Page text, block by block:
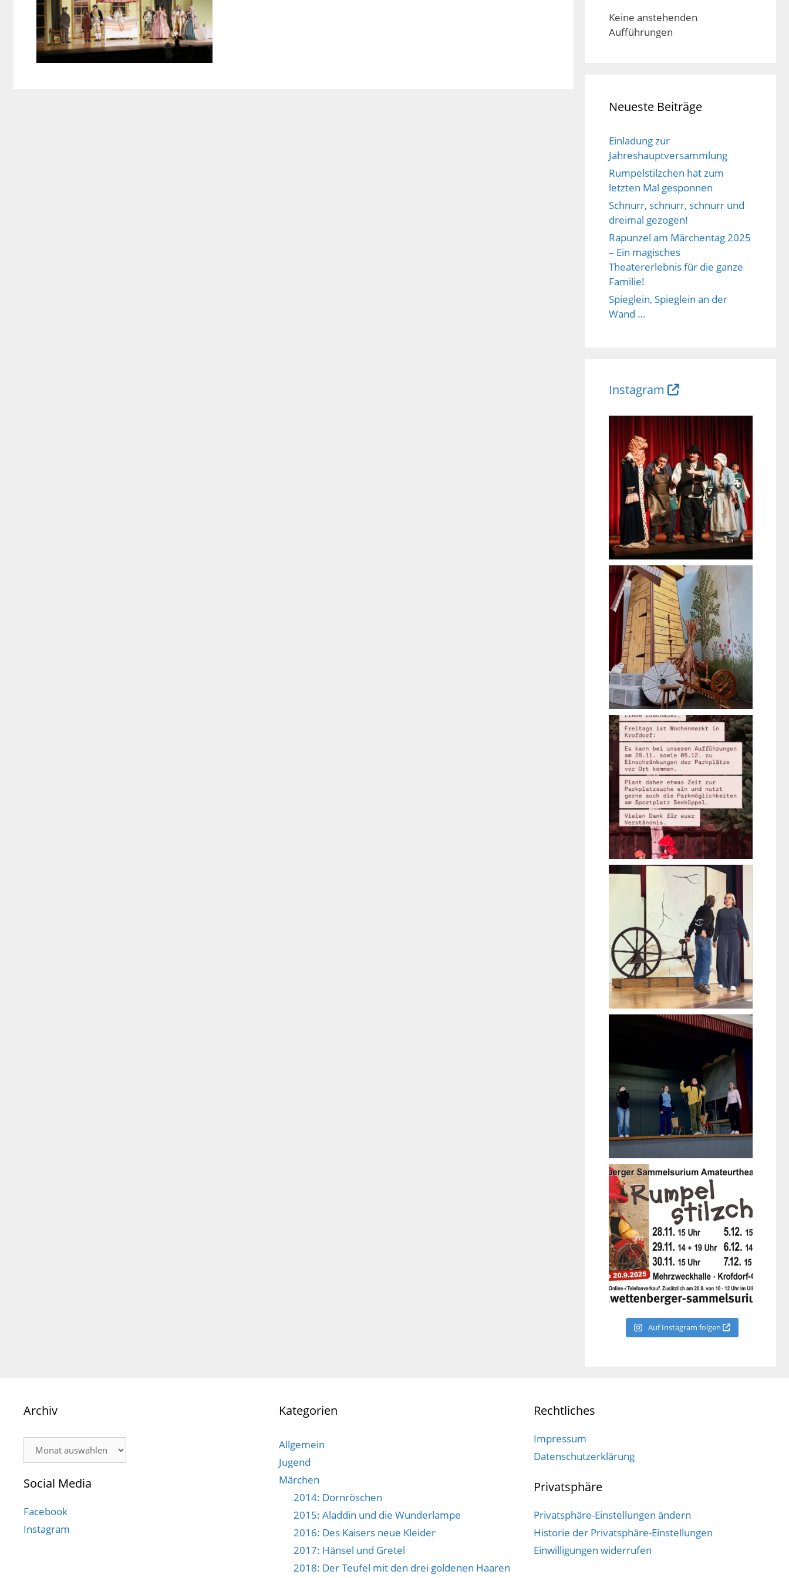
Keine anstehenden
Aufführungen
Neueste Beiträge
Einladung zur
Jahreshauptversammlung
Rumpelstilzchen hat zum
letzten Mal gesponnen
Schnurr, schnurr, schnurr und
dreimal gezogen!
Rapunzel am Märchentag 2025
– Ein magisches
Theatererlebnis für die ganze
Familie!
Spieglein, Spieglein an der
Wand …
Instagram
Auf Instagram folgen
Archiv
Archiv
Social Media
Facebook
Instagram
Kategorien
Allgemein
Jugend
Märchen
2014: Dornröschen
2015: Aladdin und die Wunderlampe
2016: Des Kaisers neue Kleider
2017: Hänsel und Gretel
2018: Der Teufel mit den drei goldenen Haaren
Rechtliches
Impressum
Datenschutzerklärung
Privatsphäre
Privatsphäre-Einstellungen ändern
Historie der Privatsphäre-Einstellungen
Einwilligungen widerrufen